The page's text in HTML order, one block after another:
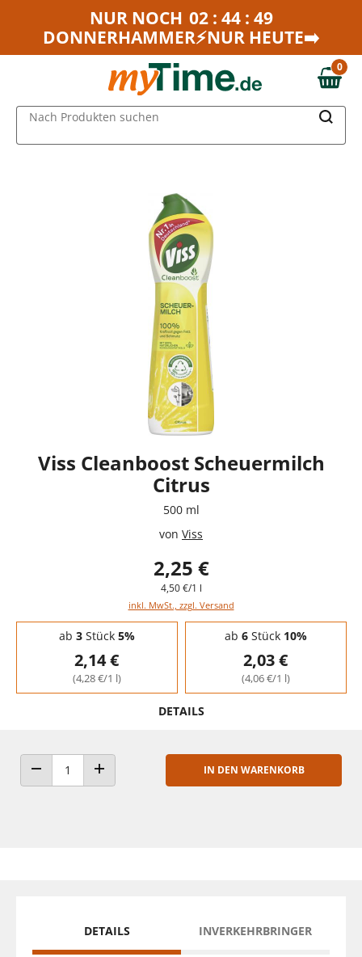
Zum Hauptinhalt springen
Zur Navigation springen
NUR NOCH 02 : 44 : 49
DONNERHAMMER⚡NUR HEUTE➡️
0,00 €
0
Nach Produkten suchen
Viss Cleanboost Scheuermilch
Citrus
500 ml
von Viss
2,25 €
4,50 €/1 l
inkl. MwSt., zzgl. Versand
Staffelpreise - Mengenrabatt
ab 3Stück 5%
2,14 €
(4,28 €/1 l)
ab 6Stück 10%
2,03 €
(4,06 €/1 l)
DETAILS
ANZAHL VERRINGERNANZAHL ERHÖHEN
IN DEN WARENKORB
DETAILS INVERKEHRBRINGER